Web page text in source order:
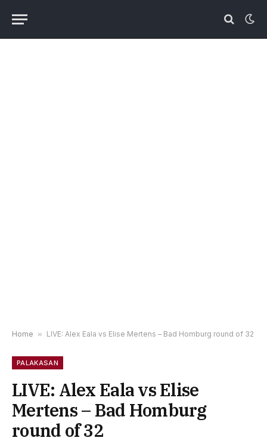
Home » LIVE: Alex Eala vs Elise Mertens – Bad Homburg round of 32
PALAKASAN
LIVE: Alex Eala vs Elise
Mertens – Bad Homburg
round of 32